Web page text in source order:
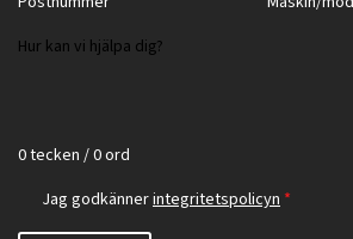
0 tecken / 0 ord
Jag godkännerintegritetspolicyn *